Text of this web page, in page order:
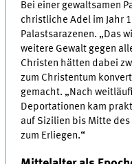
Bei einer gewaltsamen
christliche Adel im Jahr
Palastsarazenen. „Das
weitere Gewalt gegen
Christen hätten dabei
zum Christentum
gemacht. „Nach
Deportationen kam
auf Sizilien bis Mitte
zum Erliegen.“